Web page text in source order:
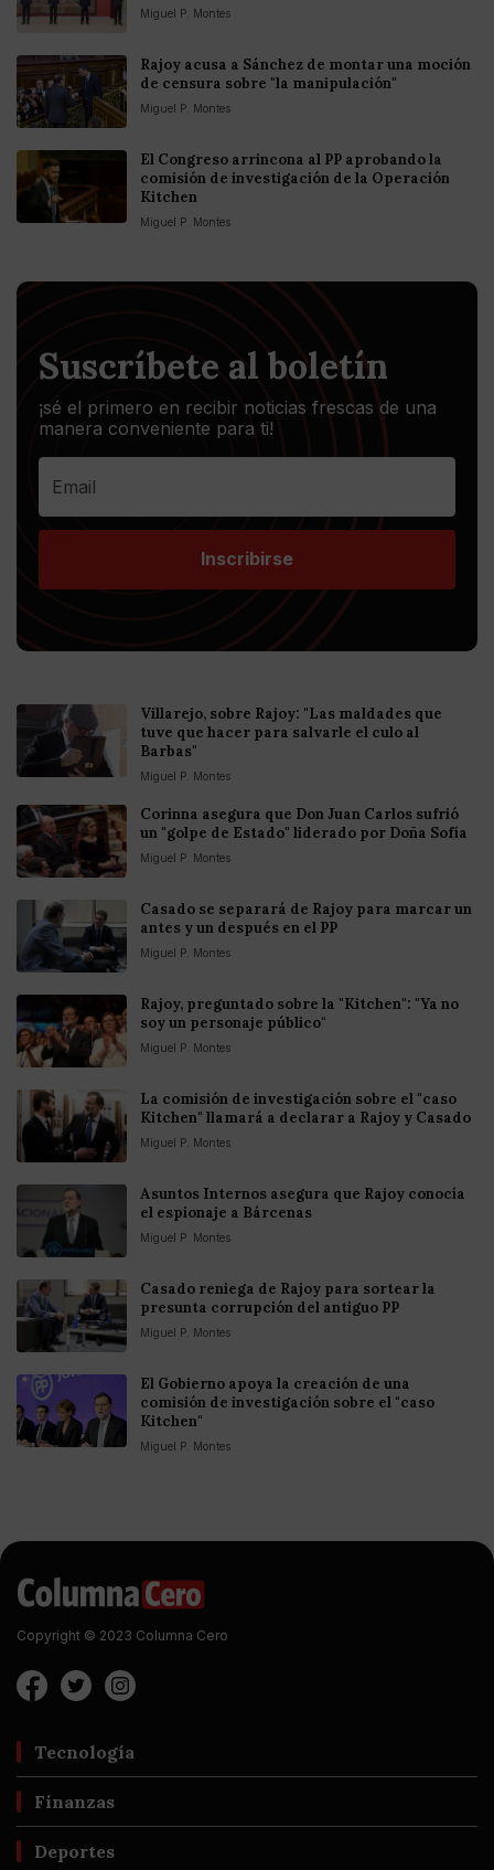
Miguel P. Montes
Rajoy acusa a Sánchez de montar una moción
de censura sobre "la manipulación"
Miguel P. Montes
El Congreso arrincona al PP aprobando la
comisión de investigación de la Operación
Kitchen
Miguel P. Montes
Suscríbete al boletín
¡sé el primero en recibir noticias frescas de una
manera conveniente para ti!
Inscribirse
Villarejo, sobre Rajoy: "Las maldades que
tuve que hacer para salvarle el culo al
Barbas"
Miguel P. Montes
Corinna asegura que Don Juan Carlos sufrió
un "golpe de Estado" liderado por Doña Sofía
Miguel P. Montes
Casado se separará de Rajoy para marcar un
antes y un después en el PP
Miguel P. Montes
Rajoy, preguntado sobre la "Kitchen": "Ya no
soy un personaje público"
Miguel P. Montes
La comisión de investigación sobre el "caso
Kitchen" llamará a declarar a Rajoy y Casado
Miguel P. Montes
Asuntos Internos asegura que Rajoy conocía
el espionaje a Bárcenas
Miguel P. Montes
Casado reniega de Rajoy para sortear la
presunta corrupción del antiguo PP
Miguel P. Montes
El Gobierno apoya la creación de una
comisión de investigación sobre el "caso
Kitchen"
Miguel P. Montes
Copyright © 2023 Columna Cero
Tecnología
Finanzas
Deportes